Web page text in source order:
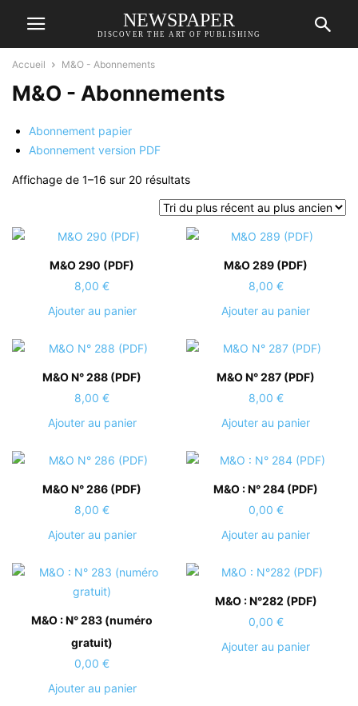
NEWSPAPER
DISCOVER THE ART OF PUBLISHING
Accueil M&O - Abonnements
M&O - Abonnements
Abonnement papier
Abonnement version PDF
Affichage de 1–16 sur 20 résultatsTrié
plus
récent
M&O 290 (PDF)
8,00€
Ajouter au panier
M&O 289 (PDF)
8,00 €
Ajouter au panier
M&O N° 288 (PDF)
8,00€
Ajouter au panier
M&O N° 287 (PDF)
8,00 €
Ajouter au panier
M&O N° 286 (PDF)
8,00€
Ajouter au panier
M&O : N° 284 (PDF)
0,00 €
Ajouter au panier
M&O : N° 283 (numéro
gratuit)
0,00€
Ajouter au panier
M&O : N°282 (PDF)
0,00 €
Ajouter au panier